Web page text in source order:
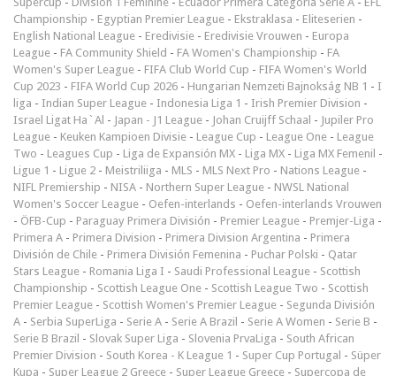
Championship - Egyptian Premier League - Ekstraklasa - Eliteserien -
English National League - Eredivisie - Eredivisie Vrouwen - Europa
League - FA Community Shield - FA Women's Championship - FA
Women's Super League - FIFA Club World Cup - FIFA Women's World
Cup 2023 - FIFA World Cup 2026 - Hungarian Nemzeti Bajnokság NB 1 - I
liga - Indian Super League - Indonesia Liga 1 - Irish Premier Division -
Israel Ligat Ha`Al - Japan - J1 League - Johan Cruijff Schaal - Jupiler Pro
League - Keuken Kampioen Divisie - League Cup - League One - League
Two - Leagues Cup - Liga de Expansión MX - Liga MX - Liga MX Femenil -
Ligue 1 - Ligue 2 - Meistriliiga - MLS - MLS Next Pro - Nations League -
NIFL Premiership - NISA - Northern Super League - NWSL National
Women's Soccer League - Oefen-interlands - Oefen-interlands Vrouwen
- ÖFB-Cup - Paraguay Primera División - Premier League - Premjer-Liga -
Primera A - Primera Division - Primera Division Argentina - Primera
División de Chile - Primera División Femenina - Puchar Polski - Qatar
Stars League - Romania Liga I - Saudi Professional League - Scottish
Championship - Scottish League One - Scottish League Two - Scottish
Premier League - Scottish Women's Premier League - Segunda División
A - Serbia SuperLiga - Serie A - Serie A Brazil - Serie A Women - Serie B -
Serie B Brazil - Slovak Super Liga - Slovenia PrvaLiga - South African
Premier Division - South Korea - K League 1 - Super Cup Portugal - Süper
Kupa - Super League 2 Greece - Super League Greece - Supercopa de